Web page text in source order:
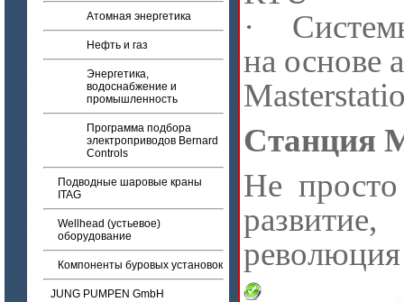
Атомная энергетика
Нефть и газ
Энергетика,
водоснабжение и
промышленность
Программа подбора
электроприводов Bernard
Controls
Подводные шаровые краны
ITAG
Wellhead (устьевое)
оборудование
Компоненты буровых установок
JUNG PUMPEN GmbH
·
на основе
Станция
Не